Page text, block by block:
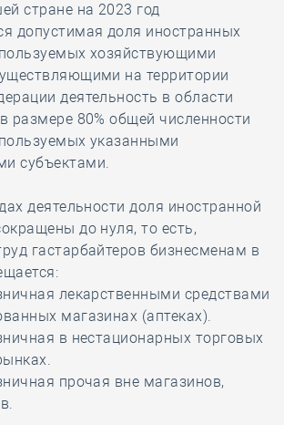
стране на 2023 год
допустимая доля иностранных
хозяйствующими
на территории
деятельность в области
размере 80% общей численности
указанными
субъектами.
деятельности доля иностранной
до нуля, то есть,
гастарбайтеров бизнесменам в
лекарственными средствами
магазинах (аптеках).
в нестационарных торговых
прочая вне магазинов,